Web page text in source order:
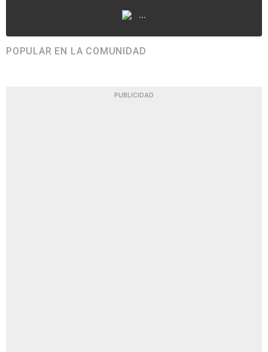
...
POPULAR EN LA COMUNIDAD
PUBLICIDAD